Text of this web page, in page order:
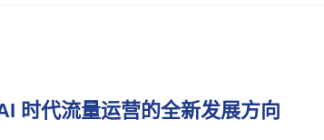
时代流量运营的全新发展方向